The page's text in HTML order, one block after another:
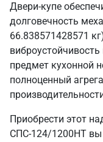
Двери-купе
долговечность
66.838571428571
предмет кухонной
полноценный
Приобрести этот
СПС-124/1200НТ вы